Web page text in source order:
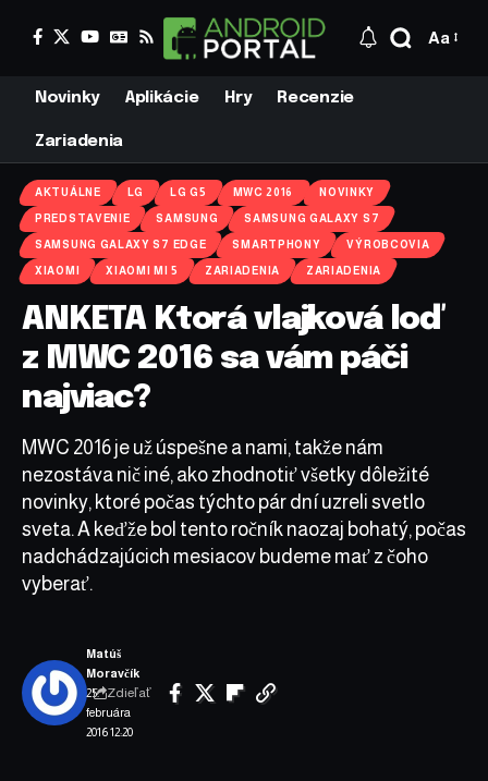
Aa
Novinky Aplikácie Hry Recenzie
Zariadenia
AKTUÁLNE LG LG G5 MWC 2016 NOVINKY
PREDSTAVENIE SAMSUNG SAMSUNG GALAXY S7
SAMSUNG GALAXY S7 EDGE SMARTPHONY VÝROBCOVIA
XIAOMI XIAOMI MI 5 ZARIADENIA ZARIADENIA
ANKETA Ktorá vlajková loď
z MWC 2016 sa vám páči
najviac?
MWC 2016 je už úspešne a nami, takže nám
nezostáva nič iné, ako zhodnotiť všetky dôležité
novinky, ktoré počas týchto pár dní uzreli svetlo
sveta. A keďže bol tento ročník naozaj bohatý, počas
nadchádzajúcich mesiacov budeme mať z čoho
vyberať.
25.
februára
2016 12:20
Matúš
Moravčík
Zdieľať